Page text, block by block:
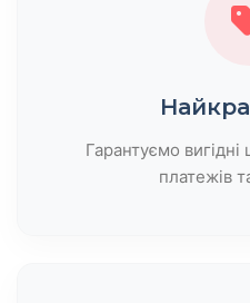
Гарантуємо
платежів